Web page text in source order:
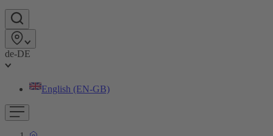
de-DE
English (EN-GB)